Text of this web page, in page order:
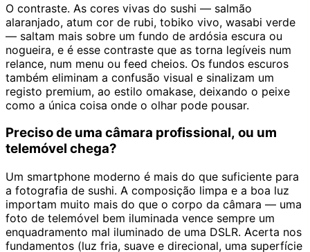
O contraste. As cores vivas do sushi — salmão
alaranjado, atum cor de rubi, tobiko vivo, wasabi verde
— saltam mais sobre um fundo de ardósia escura ou
nogueira, e é esse contraste que as torna legíveis num
relance, num menu ou feed cheios. Os fundos escuros
também eliminam a confusão visual e sinalizam um
registo premium, ao estilo omakase, deixando o peixe
como a única coisa onde o olhar pode pousar.
Preciso de uma câmara profissional, ou um
telemóvel chega?
Um smartphone moderno é mais do que suficiente para
a fotografia de sushi. A composição limpa e a boa luz
importam muito mais do que o corpo da câmara — uma
foto de telemóvel bem iluminada vence sempre um
enquadramento mal iluminado de uma DSLR. Acerta nos
fundamentos (luz fria, suave e direcional, uma superfície